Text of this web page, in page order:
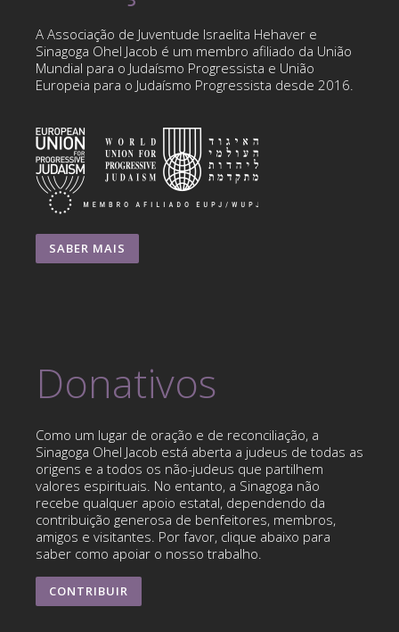
A Associação de Juventude Israelita Hehaver e
Sinagoga Ohel Jacob é um membro afiliado da União
Mundial para o Judaísmo Progressista e União
Europeia para o Judaísmo Progressista desde 2016.
SABER MAIS
Donativos
Como um lugar de oração e de reconciliação, a
Sinagoga Ohel Jacob está aberta a judeus de todas as
origens e a todos os não-judeus que partilhem
valores espirituais. No entanto, a Sinagoga não
recebe qualquer apoio estatal, dependendo da
contribuição generosa de benfeitores, membros,
amigos e visitantes. Por favor, clique abaixo para
saber como apoiar o nosso trabalho.
CONTRIBUIR